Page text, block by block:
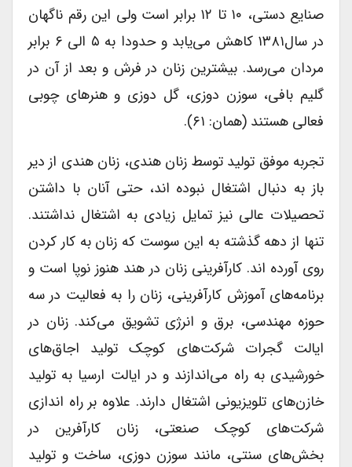
صنایع دستی، ۱۰ تا ۱۲ برابر است ولی این رقم ناگهان
در سال۱۳۸۱ کاهش می‌یابد و حدودا به ۵ الی ۶ برابر
مردان می‌رسد. بیشترین زنان در فرش و بعد از آن در
گلیم بافی، سوزن دوزی، گل دوزی و هنرهای چوبی
فعالی هستند (همان: ۶۱).
تجربه موفق تولید توسط زنان هندی، زنان هندی از دیر
باز به دنبال اشتغال نبوده اند، حتی آنان با داشتن
تحصیلات عالی نیز تمایل زیادی به اشتغال نداشتند.
تنها از دهه گذشته به این سوست که زنان به کار کردن
روی آورده اند. کارآفرینی زنان در هند هنوز نوپا است و
برنامه‌های آموزش کارآفرینی، زنان را به فعالیت در سه
حوزه مهندسی، برق و انرژی تشویق می‌کند. زنان در
ایالت گجرات شرکت‌های کوچک تولید اجاق‌های
خورشیدی به راه می‌اندازند و در ایالت ارسیا به تولید
خازن‌های تلویزیونی اشتغال دارند. علاوه بر راه اندازی
شرکت‌های کوچک صنعتی، زنان کارآفرین در
بخش‌های سنتی، مانند سوزن دوزی، ساخت و تولید